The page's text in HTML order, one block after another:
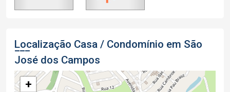
Localização Casa / Condomínio em São
José dos Campos
+